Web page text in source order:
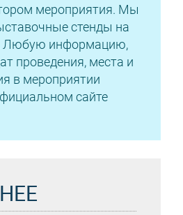
мероприятия. Мы
стенды на
Любую информацию,
проведения, места и
в мероприятии
сайте